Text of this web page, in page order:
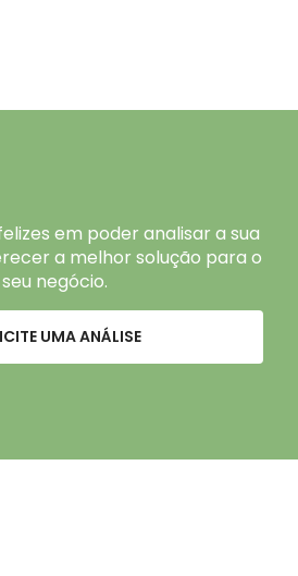
em poder analisar a sua
a melhor solução para o
seu negócio.
UMA ANÁLISE